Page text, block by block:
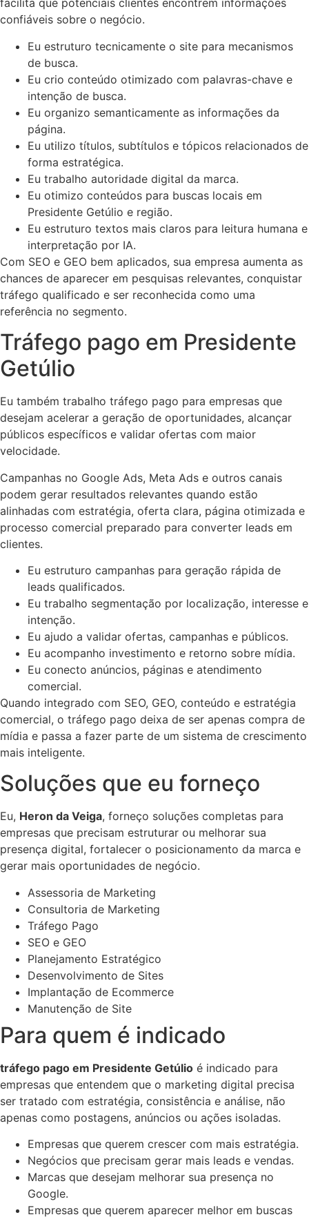
facilita que potenciais clientes encontrem informações
confiáveis sobre o negócio.
Eu estruturo tecnicamente o site para mecanismos
de busca.
Eu crio conteúdo otimizado com palavras-chave e
intenção de busca.
Eu organizo semanticamente as informações da
página.
Eu utilizo títulos, subtítulos e tópicos relacionados de
forma estratégica.
Eu trabalho autoridade digital da marca.
Eu otimizo conteúdos para buscas locais em
Presidente Getúlio e região.
Eu estruturo textos mais claros para leitura humana e
interpretação por IA.
Com SEO e GEO bem aplicados, sua empresa aumenta as
chances de aparecer em pesquisas relevantes, conquistar
tráfego qualificado e ser reconhecida como uma
referência no segmento.
Tráfego pago em Presidente
Getúlio
Eu também trabalho tráfego pago para empresas que
desejam acelerar a geração de oportunidades, alcançar
públicos específicos e validar ofertas com maior
velocidade.
Campanhas no Google Ads, Meta Ads e outros canais
podem gerar resultados relevantes quando estão
alinhadas com estratégia, oferta clara, página otimizada e
processo comercial preparado para converter leads em
clientes.
Eu estruturo campanhas para geração rápida de
leads qualificados.
Eu trabalho segmentação por localização, interesse e
intenção.
Eu ajudo a validar ofertas, campanhas e públicos.
Eu acompanho investimento e retorno sobre mídia.
Eu conecto anúncios, páginas e atendimento
comercial.
Quando integrado com SEO, GEO, conteúdo e estratégia
comercial, o tráfego pago deixa de ser apenas compra de
mídia e passa a fazer parte de um sistema de crescimento
mais inteligente.
Soluções que eu forneço
Eu, Heron da Veiga, forneço soluções completas para
empresas que precisam estruturar ou melhorar sua
presença digital, fortalecer o posicionamento da marca e
gerar mais oportunidades de negócio.
Assessoria de Marketing
Consultoria de Marketing
Tráfego Pago
SEO e GEO
Planejamento Estratégico
Desenvolvimento de Sites
Implantação de Ecommerce
Manutenção de Site
Para quem é indicado
tráfego pago em Presidente Getúlio é indicado para
empresas que entendem que o marketing digital precisa
ser tratado com estratégia, consistência e análise, não
apenas como postagens, anúncios ou ações isoladas.
Empresas que querem crescer com mais estratégia.
Negócios que precisam gerar mais leads e vendas.
Marcas que desejam melhorar sua presença no
Google.
Empresas que querem aparecer melhor em buscas